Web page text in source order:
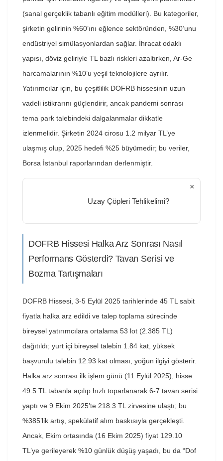
(sanal gerçeklik tabanlı eğitim modülleri). Bu kategoriler,
şirketin gelirinin %60’ını eğlence sektöründen, %30’unu
endüstriyel simülasyonlardan sağlar. İhracat odaklı
yapısı, döviz geliriyle TL bazlı riskleri azaltırken, Ar-Ge
harcamalarının %10’u yeşil teknolojilere ayrılır.
Yatırımcılar için, bu çeşitlilik DOFRB hissesinin uzun
vadeli istikrarını güçlendirir, ancak pandemi sonrası
tema park talebindeki dalgalanmalar dikkatle
izlenmelidir. Şirketin 2024 cirosu 1.2 milyar TL’ye
ulaşmış olup, 2025 hedefi %25 büyümedir; bu veriler,
Borsa İstanbul raporlarından derlenmiştir.
Uzay Çöpleri Tehlikelimi?
×
DOFRB Hissesi Halka Arz Sonrası Nasıl
Performans Gösterdi? Tavan Serisi ve
Bozma Tartışmaları
DOFRB Hissesi, 3-5 Eylül 2025 tarihlerinde 45 TL sabit
fiyatla halka arz edildi ve talep toplama sürecinde
bireysel yatırımcılara ortalama 53 lot (2.385 TL)
dağıtıldı; yurt içi bireysel talebin 1.84 kat, yüksek
başvurulu talebin 12.93 kat olması, yoğun ilgiyi gösterir.
Halka arz sonrası ilk işlem günü (11 Eylül 2025), hisse
49.5 TL tabanla açılıp hızlı toparlanarak 6-7 tavan serisi
yaptı ve 9 Ekim 2025’te 218.3 TL zirvesine ulaştı; bu
%385’lik artış, spekülatif alım baskısıyla gerçekleşti.
Ancak, Ekim ortasında (16 Ekim 2025) fiyat 129.10
TL’ye gerileyerek %10 günlük düşüş yaşadı, bu da “Dof